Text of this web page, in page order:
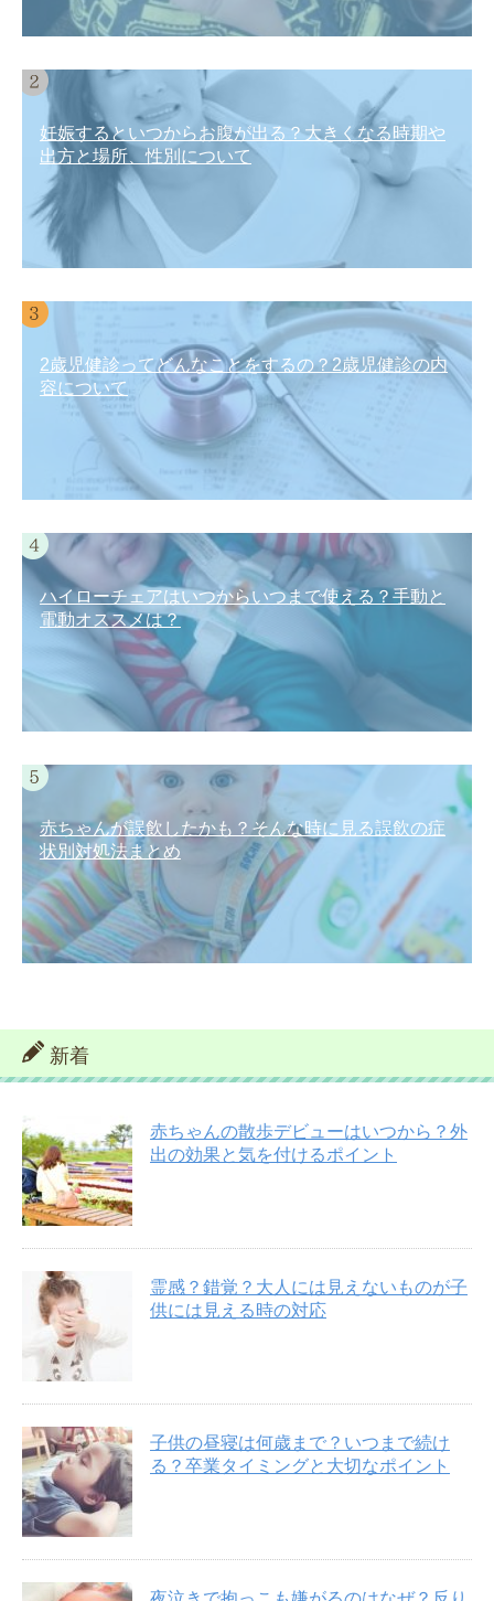
妊娠するといつからお腹が出る？大きくなる時期や
出方と場所、性別について
2歳児健診ってどんなことをするの？2歳児健診の内
容について
ハイローチェアはいつからいつまで使える？手動と
電動オススメは？
赤ちゃんが誤飲したかも？そんな時に見る誤飲の症
状別対処法まとめ
新着
赤ちゃんの散歩デビューはいつから？外
出の効果と気を付けるポイント
霊感？錯覚？大人には見えないものが子
供には見える時の対応
子供の昼寝は何歳まで？いつまで続け
る？卒業タイミングと大切なポイント